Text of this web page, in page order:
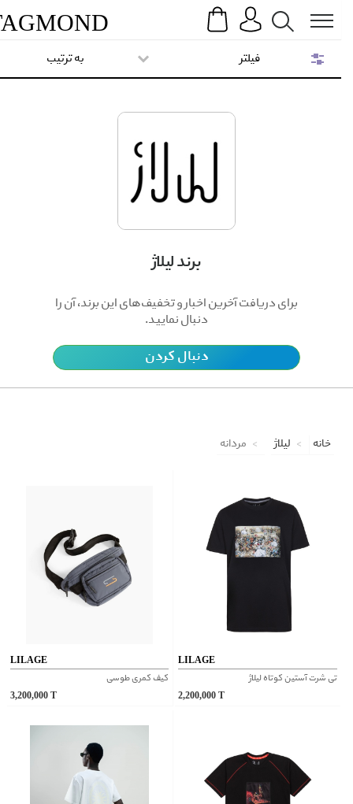
Search
TAGMOND
برند لیلاژ
برای دریافت آخرین اخبار و تخفیف‌های این برند، آن را
دنبال نمایید.
دنبال کردن
به ترتیب
خانه لیلاژ مردانه
LILAGE
کیف کمری طوسی
3,200,000
LILAGE
تی شرت آستین کوتاه لیلاژ
2,200,000
فیلتر